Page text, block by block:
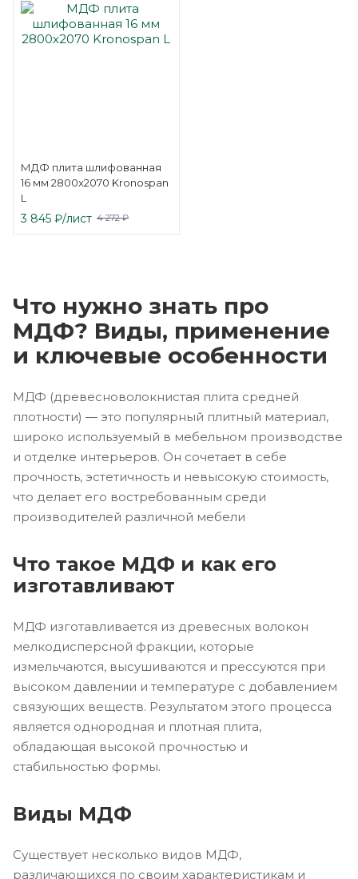
МДФ плита шлифованная
16 мм 2800х2070 Kronospan
L
3 845 ₽/лист 4 272₽
Что нужно знать про
МДФ? Виды, применение
и ключевые особенности
МДФ (древесноволокнистая плита средней
плотности) — это популярный плитный материал,
широко используемый в мебельном производстве
и отделке интерьеров. Он сочетает в себе
прочность, эстетичность и невысокую стоимость,
что делает его востребованным среди
производителей различной мебели
Что такое МДФ и как его
изготавливают
МДФ изготавливается из древесных волокон
мелкодисперсной фракции, которые
измельчаются, высушиваются и прессуются при
высоком давлении и температуре с добавлением
связующих веществ. Результатом этого процесса
является однородная и плотная плита,
обладающая высокой прочностью и
стабильностью формы.
Виды МДФ
Существует несколько видов МДФ,
различающихся по своим характеристикам и